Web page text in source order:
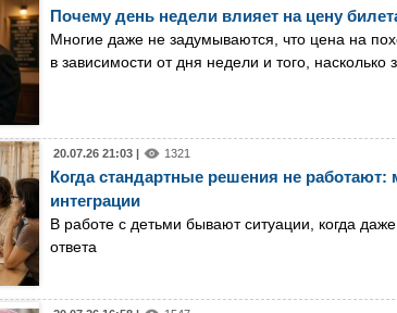
Почему день недели влияет на цену
Многие даже не задумываются, что цена на
в зависимости от дня недели и того, насколько
20.07.26 21:03 | 1321
Когда стандартные решения не
интеграции
В работе с детьми бывают ситуации, когда
ответа